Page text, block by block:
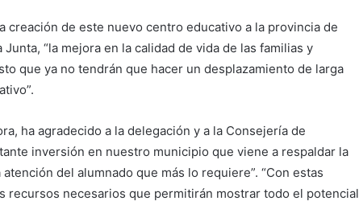
creación de este nuevo centro educativo a la provincia de
“la mejora en la calidad de vida de las familias y
que ya no tendrán que hacer un desplazamiento de larga
ha agradecido a la delegación y a la Consejería de
inversión en nuestro municipio que viene a respaldar la
del alumnado que más lo requiere”. “Con estas
recursos necesarios que permitirán mostrar todo el potencial